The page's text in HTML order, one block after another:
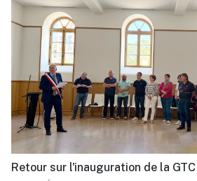
Retour sur l'inauguration de la GTC